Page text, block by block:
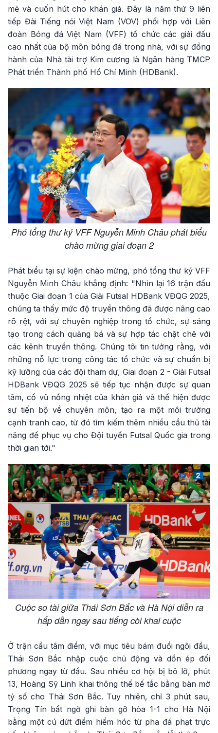
mẻ và cuốn hút cho khán giả. Đây là năm thứ 9 liên
tiếp Đài Tiếng nói Việt Nam (VOV) phối hợp với Liên
đoàn Bóng đá Việt Nam (VFF) tổ chức các giải đấu
cao nhất của bộ môn bóng đá trong nhà, với sự đồng
hành của Nhà tài trợ Kim cương là Ngân hàng TMCP
Phát triển Thành phố Hồ Chí Minh (HDBank).
Phó tổng thư ký VFF Nguyễn Minh Châu phát biểu
chào mừng giai đoạn 2
Phát biểu tại sự kiện chào mừng, phó tổng thư ký VFF
Nguyễn Minh Châu khẳng định: "Nhìn lại 16 trận đấu
thuộc Giai đoạn 1 của Giải Futsal HDBank VĐQG 2025,
chúng ta thấy mức độ truyền thông đã được nâng cao
rõ rệt, với sự chuyên nghiệp trong tổ chức, sự sáng
tạo trong cách quảng bá và sự hợp tác chặt chẽ với
các kênh truyền thông. Chúng tôi tin tưởng rằng, với
những nỗ lực trong công tác tổ chức và sự chuẩn bị
kỹ lưỡng của các đội tham dự, Giai đoạn 2 - Giải Futsal
HDBank VĐQG 2025 sẽ tiếp tục nhận được sự quan
tâm, cổ vũ nồng nhiệt của khán giả và thể hiện được
sự tiến bộ về chuyên môn, tạo ra một môi trường
cạnh tranh cao, từ đó tìm kiếm thêm nhiều cầu thủ tài
năng để phục vụ cho Đội tuyển Futsal Quốc gia trong
thời gian tới."
Cuộc so tài giữa Thái Sơn Bắc và Hà Nội diễn ra
hấp dẫn ngay sau tiếng còi khai cuộc
Ở trận cầu tâm điểm, với mục tiêu bám đuổi ngôi đầu,
Thái Sơn Bắc nhập cuộc chủ động và dồn ép đối
phương ngay từ đầu. Sau nhiều cơ hội bị bỏ lỡ, phút
13, Hoàng Sỹ Linh khai thông thế bế tắc bằng bàn mở
tỷ số cho Thái Sơn Bắc. Tuy nhiên, chỉ 3 phút sau,
Trọng Tín bất ngờ ghi bàn gỡ hòa 1-1 cho Hà Nội
bằng một cú dứt điểm hiểm hóc từ pha đá phạt trực